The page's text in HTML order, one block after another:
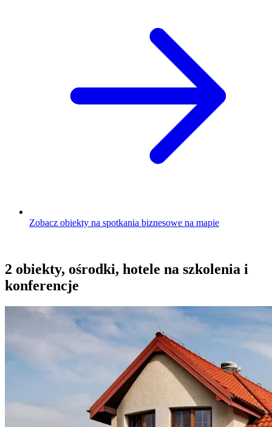
Zobacz obiekty na spotkania biznesowe na mapie
2 obiekty, ośrodki, hotele na szkolenia i
konferencje